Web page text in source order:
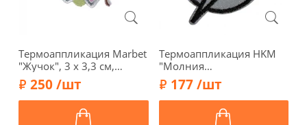
Термоаппликация Marbet
"Жучок", 3 x 3,3 см,
569934.E
250 /шт
Термоаппликация HKM
"Молния
(светоотражающая)", 4,3 х
6,3 см, цвет серый, 38998
177 /шт